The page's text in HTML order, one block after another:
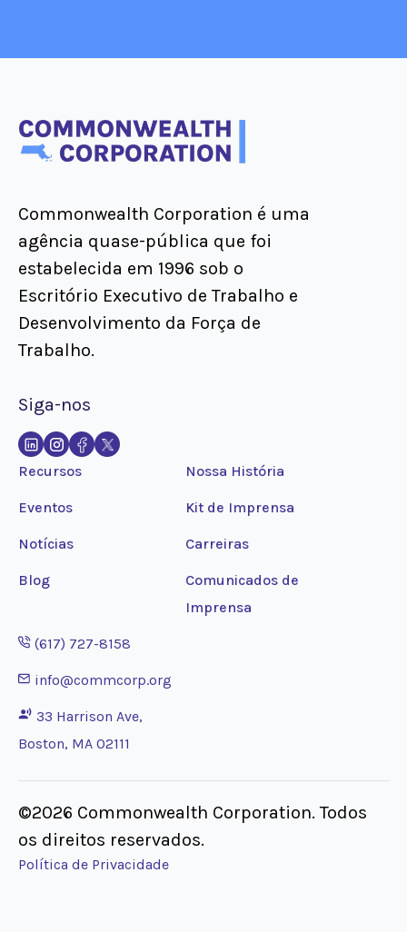
Commonwealth Corporation é uma
agência quase-pública que foi
estabelecida em 1996 sob o
Escritório Executivo de Trabalho e
Desenvolvimento da Força de
Trabalho.
Siga-nos
Recursos
Eventos
Notícias
Blog
Nossa História
Kit de Imprensa
Carreiras
Comunicados de
Imprensa
Opens phone application
(617) 727-8158
Opens email application
info@commcorp.org
33 Harrison Ave,
Boston, MA 02111
©2026 Commonwealth Corporation. Todos
os direitos reservados.
Política de Privacidade